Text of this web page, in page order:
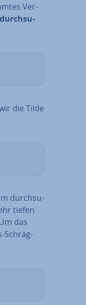
Ver­
die Tilde
durch­su­
tiefen
das
Schräg­